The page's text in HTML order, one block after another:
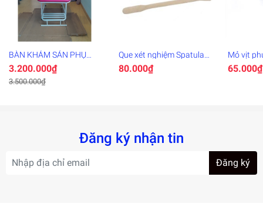
BÀN KHÁM SẢN PHỤ
KHOA
3.200.000₫
3.500.000₫
Que xét nghiệm Spatula
Greetmed GT129-100
80.000₫
Mỏ vịt
65.000₫
Đăng ký nhận tin
Đăng ký